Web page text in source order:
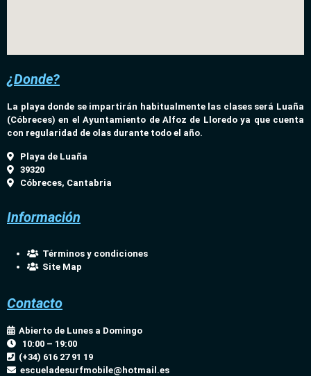
¿Donde?
La playa donde se impartirán habitualmente las clases será Luaña
(Cóbreces) en el Ayuntamiento de Alfoz de Lloredo ya que cuenta
con regularidad de olas durante todo el año.
Playa de Luaña
39320
Cóbreces, Cantabria
Información
Términos y condiciones
Site Map
Contacto
Abierto de Lunes a Domingo
10:00 – 19:00
(+34) 616 27 91 19
escueladesurfmobile@hotmail.es